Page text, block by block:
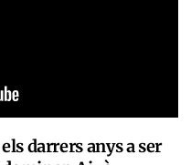
darrers anys a ser